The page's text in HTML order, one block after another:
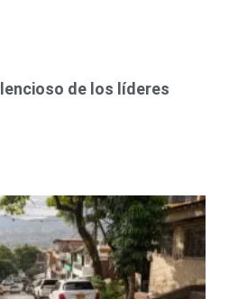
de los líderes